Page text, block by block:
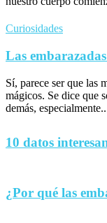
Curiosidades
Las
Sí, parece ser que las
mágicos. Se dice que
demás,
10 datos
¿Por qué las